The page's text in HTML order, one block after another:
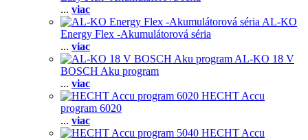
... viac
AL-KO
Energy Flex -Akumulátorová séria
... viac
AL-KO 18 V
BOSCH Aku program
... viac
HECHT Accu
program 6020
... viac
HECHT Accu